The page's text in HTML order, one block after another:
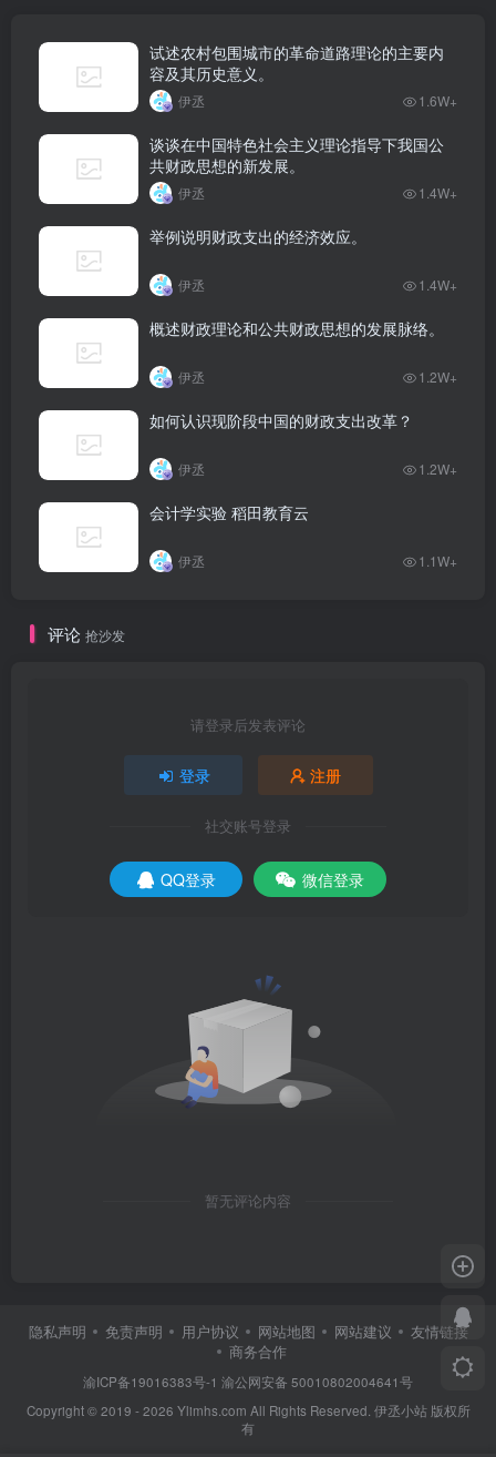
试述农村包围城市的革命道路理论的主要内
容及其历史意义。
伊丞 1.6W+
谈谈在中国特色社会主义理论指导下我国公
共财政思想的新发展。
伊丞 1.4W+
举例说明财政支出的经济效应。
伊丞 1.4W+
概述财政理论和公共财政思想的发展脉络。
伊丞 1.2W+
如何认识现阶段中国的财政支出改革？
伊丞 1.2W+
会计学实验 稻田教育云
伊丞 1.1W+
评论 抢沙发
请登录后发表评论
登录 注册
社交账号登录
QQ登录 微信登录
暂无评论内容
隐私声明 免责声明 用户协议 网站地图 网站建议
友情链接
商务合作
渝ICP备19016383号-1 渝公网安备 50010802004641号
Copyright © 2019 - 2026 Ylimhs.com All Rights Reserved. 伊丞小站 版权所
有